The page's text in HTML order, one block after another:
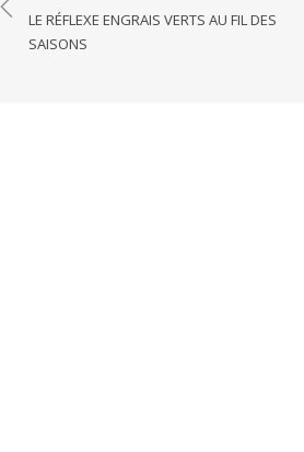
de
l’article
LE RÉFLEXE ENGRAIS VERTS AU FIL DES
SAISONS